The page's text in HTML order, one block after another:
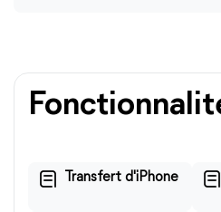
Transfert d'iPhone